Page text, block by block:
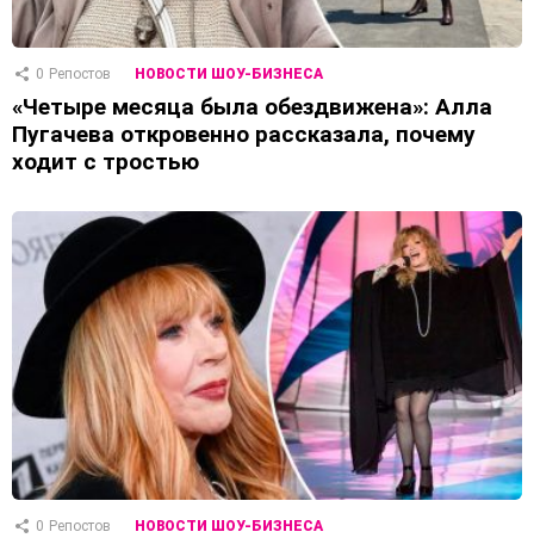
0 Репостов НОВОСТИ ШОУ-БИЗНЕСА
«Четыре месяца была обездвижена»: Алла
Пугачева откровенно рассказала, почему
ходит с тростью
0 Репостов НОВОСТИ ШОУ-БИЗНЕСА